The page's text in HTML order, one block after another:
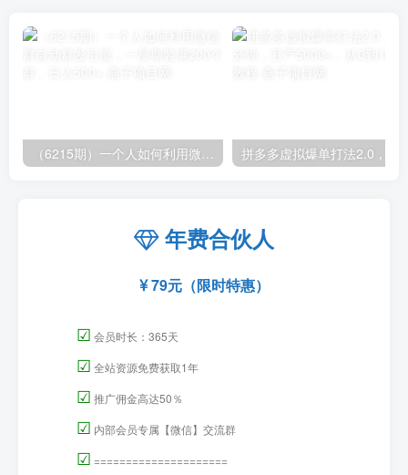
年费合伙人
79元（限时特惠）
☑ 会员时长：365天
☑ 全站资源免费获取1年
☑ 推广佣金高达50％
☑ 内部会员专属【微信】交流群
☑ =====================